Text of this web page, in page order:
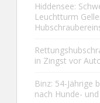
Hiddensee:
Leuchtturm
in Zingst vor
Binz: 54-Jährige
nach Hunde-